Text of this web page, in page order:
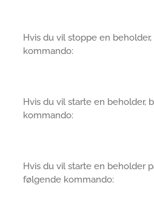
Hvis du vil stoppe en
kommando:
Hvis du vil starte en beholder,
kommando:
Hvis du vil starte en beholder
følgende kommando: